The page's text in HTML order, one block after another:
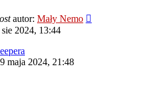
autor: Mały Nemo
2024, 13:44
maja 2024, 21:48